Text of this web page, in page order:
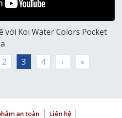
với Koi Water Colors Pocket
2 3 4 › »
an toàn Liên hệ